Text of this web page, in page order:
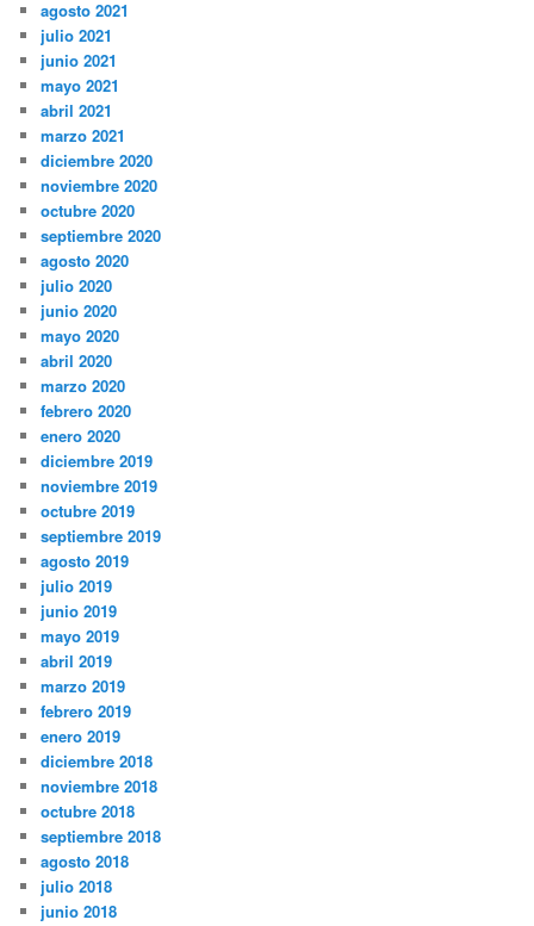
agosto 2021
julio 2021
junio 2021
mayo 2021
abril 2021
marzo 2021
diciembre 2020
noviembre 2020
octubre 2020
septiembre 2020
agosto 2020
julio 2020
junio 2020
mayo 2020
abril 2020
marzo 2020
febrero 2020
enero 2020
diciembre 2019
noviembre 2019
octubre 2019
septiembre 2019
agosto 2019
julio 2019
junio 2019
mayo 2019
abril 2019
marzo 2019
febrero 2019
enero 2019
diciembre 2018
noviembre 2018
octubre 2018
septiembre 2018
agosto 2018
julio 2018
junio 2018